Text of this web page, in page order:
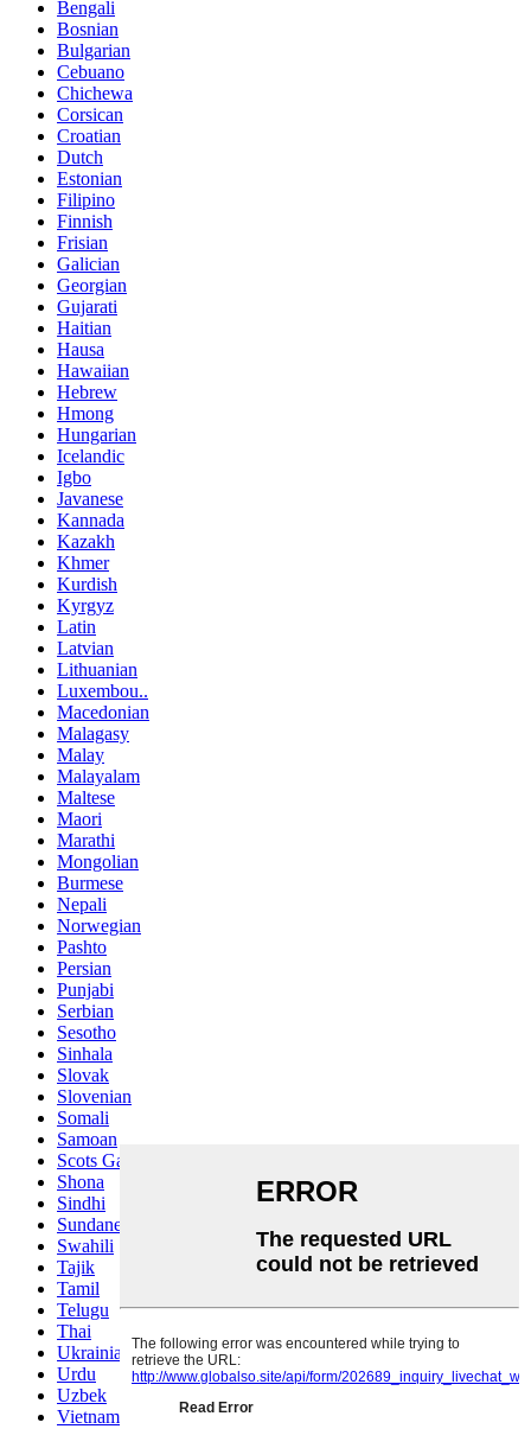
Bengali
Bosnian
Bulgarian
Cebuano
Chichewa
Corsican
Croatian
Dutch
Estonian
Filipino
Finnish
Frisian
Galician
Georgian
Gujarati
Haitian
Hausa
Hawaiian
Hebrew
Hmong
Hungarian
Icelandic
Igbo
Javanese
Kannada
Kazakh
Khmer
Kurdish
Kyrgyz
Latin
Latvian
Lithuanian
Luxembou..
Macedonian
Malagasy
Malay
Malayalam
Maltese
Maori
Marathi
Mongolian
Burmese
Nepali
Norwegian
Pashto
Persian
Punjabi
Serbian
Sesotho
Sinhala
Slovak
Slovenian
Somali
Samoan
Scots Gaelic
Shona
Sindhi
Sundanese
Swahili
Tajik
Tamil
Telugu
Thai
Ukrainian
Urdu
Uzbek
Vietnamese